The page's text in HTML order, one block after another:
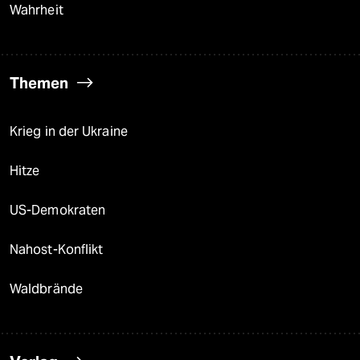
Wahrheit
Themen
Krieg in der Ukraine
Hitze
US-Demokraten
Nahost-Konflikt
Waldbrände